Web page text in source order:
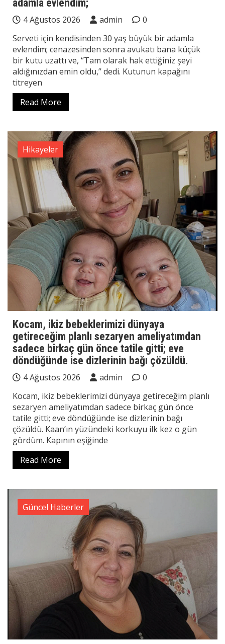
adamla evlendim;
4 Ağustos 2026 admin
0
Serveti için kendisinden 30 yaş büyük bir adamla
evlendim; cenazesinden sonra avukatı bana küçük
bir kutu uzattı ve, “Tam olarak hak ettiğiniz şeyi
aldığınızdan emin oldu,” dedi. Kutunun kapağını
titreyen
Read More
Hikayeler
Kocam, ikiz bebeklerimizi dünyaya
getireceğim planlı sezaryen ameliyatımdan
sadece birkaç gün önce tatile gitti; eve
döndüğünde ise dizlerinin bağı çözüldü.
4 Ağustos 2026 admin
0
Kocam, ikiz bebeklerimizi dünyaya getireceğim planlı
sezaryen ameliyatımdan sadece birkaç gün önce
tatile gitti; eve döndüğünde ise dizlerinin bağı
çözüldü. Kaan’ın yüzündeki korkuyu ilk kez o gün
gördüm. Kapının eşiğinde
Read More
Güncel Haberler